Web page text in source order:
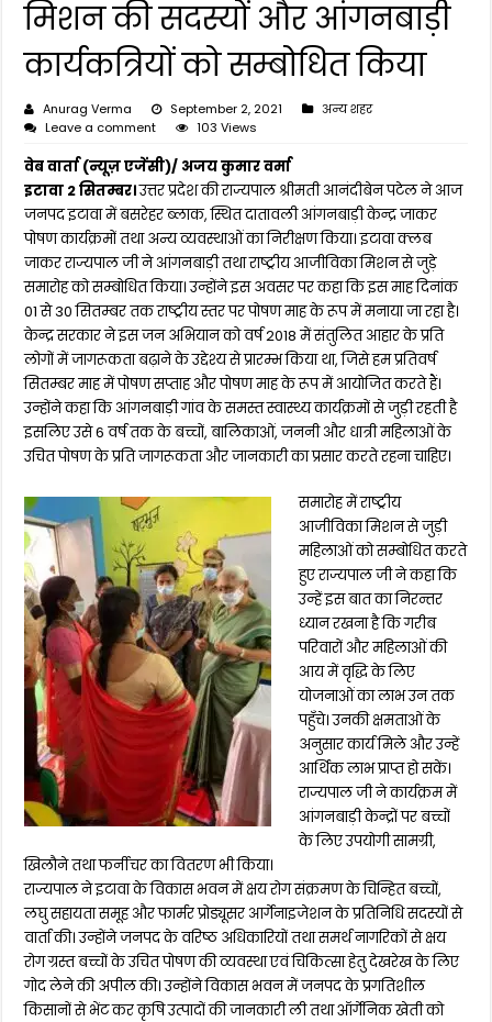
मिशन की सदस्यों और आंगनबाड़ी
कार्यकत्रियों को सम्बोधित किया
Anurag Verma September 2, 2021
अन्य शहर
Leave a comment
103 Views
वेब वार्ता (न्यूज़ एजेंसी)/ अजय कुमार वर्मा
इटावा 2 सितम्बर।उत्तर प्रदेश की राज्यपाल श्रीमती आनंदीबेन पटेल ने आज
जनपद इटावा में बसरेहर ब्लाक, स्थित दातावली आंगनबाड़ी केन्द्र जाकर
पोषण कार्यक्रमों तथा अन्य व्यवस्थाओं का निरीक्षण किया। इटावा क्लब
जाकर राज्यपाल जी ने आंगनबाड़ी तथा राष्ट्रीय आजीविका मिशन से जुड़े
समारोह को सम्बोधित किया। उन्होंने इस अवसर पर कहा कि इस माह दिनांक
01 से 30 सितम्बर तक राष्ट्रीय स्तर पर पोषण माह के रूप में मनाया जा रहा है।
केन्द्र सरकार ने इस जन अभियान को वर्ष 2018 में संतुलित आहार के प्रति
लोगों में जागरूकता बढ़ाने के उद्देश्य से प्रारम्भ किया था, जिसे हम प्रतिवर्ष
सितम्बर माह में पोषण सप्ताह और पोषण माह के रूप में आयोजित करते हैं।
उन्होंने कहा कि आंगनबाड़ी गांव के समस्त स्वास्थ्य कार्यक्रमों से जुड़ी रहती है
इसलिए उसे 6 वर्ष तक के बच्चों, बालिकाओं, जननी और धात्री महिलाओं के
उचित पोषण के प्रति जागरूकता और जानकारी का प्रसार करते रहना चाहिए।
समारोह में राष्ट्रीय
आजीविका मिशन से जुड़ी
महिलाओं को सम्बोधित करते
हुए राज्यपाल जी ने कहा कि
उन्हें इस बात का निरन्तर
ध्यान रखना है कि गरीब
परिवारों और महिलाओं की
आय में वृद्धि के लिए
योजनाओं का लाभ उन तक
पहुँचे। उनकी क्षमताओं के
अनुसार कार्य मिले और उन्हें
आर्थिक लाभ प्राप्त हो सकें।
राज्यपाल जी ने कार्यक्रम में
आंगनबाड़ी केन्द्रों पर बच्चों
के लिए उपयोगी सामग्री,
खिलौने तथा फर्नीचर का वितरण भी किया।
राज्यपाल ने इटावा के विकास भवन में क्षय रोग संक्रमण के चिन्हित बच्चों,
लघु सहायता समूह और फार्मर प्रोड्यूसर आर्गेनाइजेशन के प्रतिनिधि सदस्यों से
वार्ता की। उन्होंने जनपद के वरिष्ठ अधिकारियों तथा समर्थ नागरिकों से क्षय
रोग ग्रस्त बच्चों के उचित पोषण की व्यवस्था एवं चिकित्सा हेतु देखरेख के लिए
गोद लेने की अपील की। उन्होंने विकास भवन में जनपद के प्रगतिशील
किसानों से भेंट कर कृषि उत्पादों की जानकारी ली तथा ऑर्गेनिक खेती को